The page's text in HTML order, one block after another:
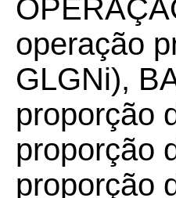
operação
GLGNi),
proporção
proporção
proporção